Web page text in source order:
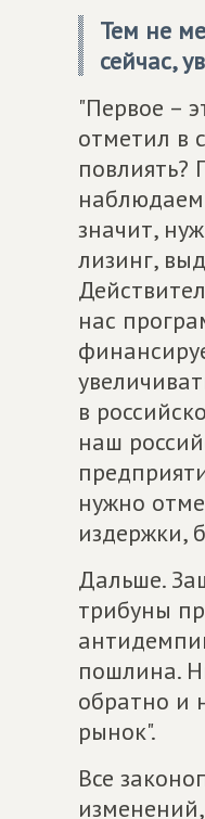
Тем не
сейчас,
"Первое –
отметил в
повлиять?
значит,
лизинг,
нас
в
наш
нужно
издержки,
Дальше.
трибуны
пошлина.
обратно и
рынок".
Все